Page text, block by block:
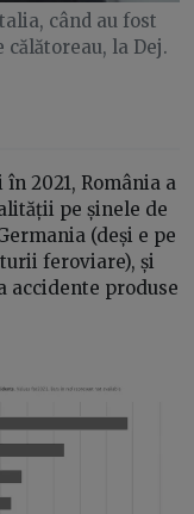
când au fost
la Dej.
2021, România a
pe șinele de
(deși e pe
feroviare), și
accidente produse